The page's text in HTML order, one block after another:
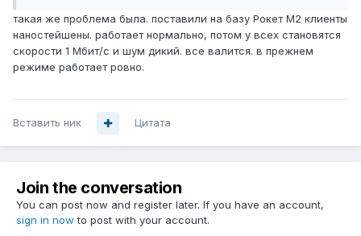
такая же проблема была. поставили на базу Рокет М2 клиенты
наностейшены. работает нормально, потом у всех становятся
скорости 1 Мбит/с и шум дикий. все валится. в прежнем
режиме работает ровно.
Вставить ник Цитата
Join the conversation
You can post now and register later. If you have an account,
sign in now to post with your account.